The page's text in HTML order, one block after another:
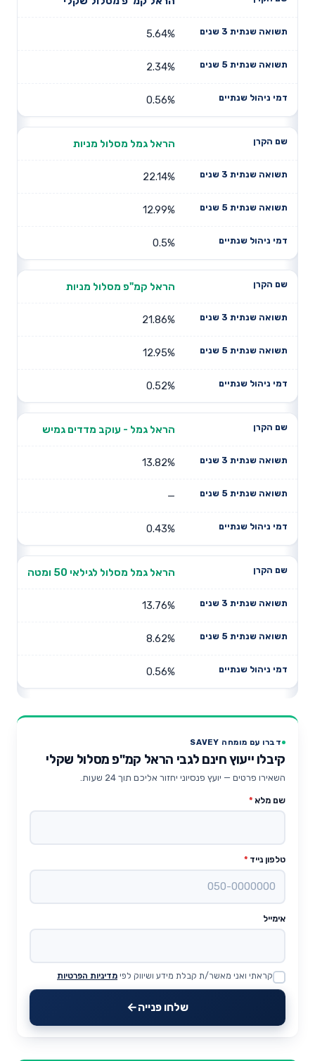
שנים
5.64%
2.34%
0.56%
הראל גמל מסלול מניות
22.14%
12.99%
0.5%
הראל קמ"פ מסלול מניות
21.86%
12.95%
0.52%
הראל גמל - עוקב מדדים גמיש
13.82%
—
0.43%
הראל גמל מסלול לגילאי 50 ומטה
13.76%
8.62%
0.56%
דברו עם מומחה SAVEY
קיבלו ייעוץ חינם לגבי הראל קמ"פ מסלול שקלי
השאירו פרטים — יועץ פנסיוני יחזור אליכם תוך 24 שעות.
שם מלא *
טלפון נייד *
אימייל
Website
קראתי ואני מאשר/ת קבלת מידע ושיווק לפי מדיניות הפרטיות
שלחו פנייה